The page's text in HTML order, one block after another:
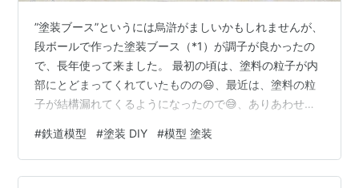
”塗装ブース”というには烏滸がましいかもしれませんが、
段ボールで作った塗装ブース（*1）が調子が良かったの
で、長年使って来ました。 最初の頃は、塗料の粒子が内
部にとどまってくれていたものの😃、最近は、塗料の粒
子が結構漏れてくるようになったので😅、ありあわせの
いと思います。 0.段ボール製塗装ブース 1.改良方法の検
討 (1)エアフロー検討 (2)吸引部品の検討 2.ダクトの取り
付け (1)吸気口の穴あけ (2)ダクト側面の取り付け (3)整流
#鉄道模型 #塗装 DIY #模型 塗装